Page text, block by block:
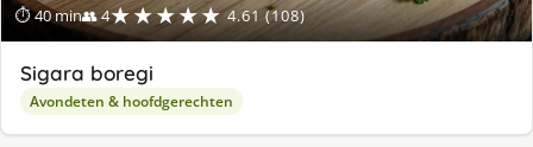
⏱ 40 min👥 4★★★★★ 4.61 (108)
Sigara boregi
Avondeten & hoofdgerechten